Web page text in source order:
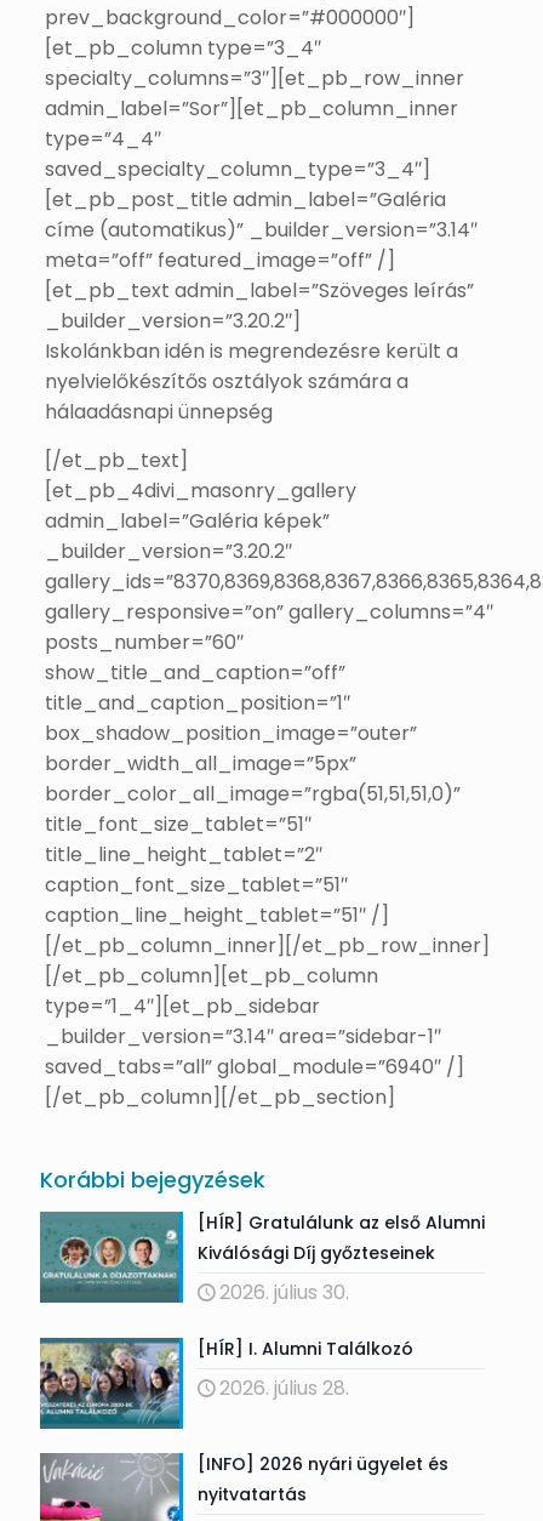
prev_background_color=”#000000″]
[et_pb_column type=”3_4″
specialty_columns=”3″][et_pb_row_inner
admin_label=”Sor”][et_pb_column_inner
type=”4_4″
saved_specialty_column_type=”3_4″]
[et_pb_post_title admin_label=”Galéria
címe (automatikus)” _builder_version=”3.14″
meta=”off” featured_image=”off” /]
[et_pb_text admin_label=”Szöveges leírás”
_builder_version=”3.20.2″]
Iskolánkban idén is megrendezésre került a
nyelvielőkészítős osztályok számára a
hálaadásnapi ünnepség
[/et_pb_text]
[et_pb_4divi_masonry_gallery
admin_label=”Galéria képek”
_builder_version=”3.20.2″
gallery_responsive=”on” gallery_columns=”4″
posts_number=”60″
show_title_and_caption=”off”
title_and_caption_position=”1″
box_shadow_position_image=”outer”
border_width_all_image=”5px”
border_color_all_image=”rgba(51,51,51,0)”
title_font_size_tablet=”51″
title_line_height_tablet=”2″
caption_font_size_tablet=”51″
caption_line_height_tablet=”51″ /]
[/et_pb_column_inner][/et_pb_row_inner]
[/et_pb_column][et_pb_column
type=”1_4″][et_pb_sidebar
_builder_version=”3.14″ area=”sidebar-1″
saved_tabs=”all” global_module=”6940″ /]
[/et_pb_column][/et_pb_section]
Korábbi bejegyzések
[HÍR] Gratulálunk az első Alumni
Kiválósági Díj győzteseinek
2026. július 30.
[HÍR] I. Alumni Találkozó
2026. július 28.
[INFO] 2026 nyári ügyelet és
nyitvatartás